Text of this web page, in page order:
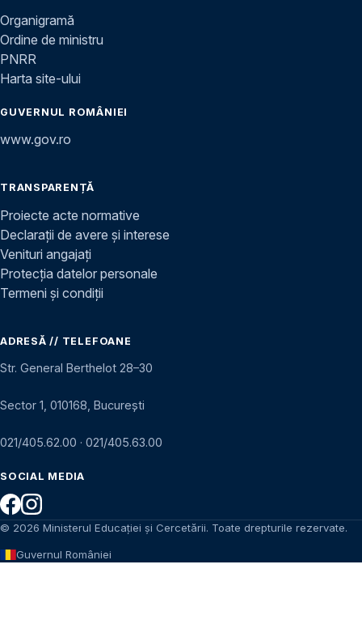
Organigramă
Ordine de ministru
PNRR
Harta site-ului
GUVERNUL ROMÂNIEI
www.gov.ro
TRANSPARENȚĂ
Proiecte acte normative
Declarații de avere și interese
Venituri angajați
Protecția datelor personale
Termeni și condiții
ADRESĂ // TELEFOANE
Str. General Berthelot 28–30
Sector 1, 010168, București
021/405.62.00 · 021/405.63.00
SOCIAL MEDIA
© 2026 Ministerul Educației și Cercetării. Toate drepturile rezervate.
Guvernul României